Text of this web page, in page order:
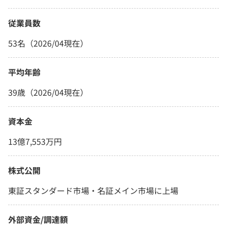
従業員数
53名（2026/04現在）
平均年齢
39歳（2026/04現在）
資本金
13億7,553万円
株式公開
東証スタンダード市場・名証メイン市場に上場
外部資金/調達額